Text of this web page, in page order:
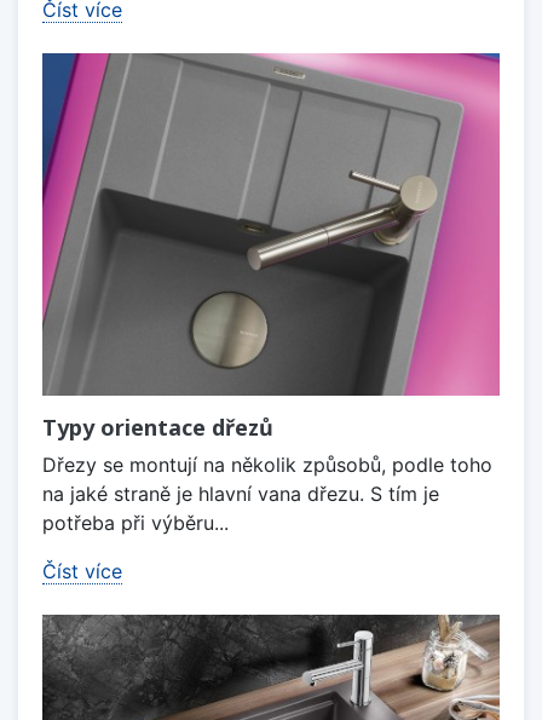
Číst více
Typy orientace dřezů
Dřezy se montují na několik způsobů, podle toho
na jaké straně je hlavní vana dřezu. S tím je
potřeba při výběru...
Číst více